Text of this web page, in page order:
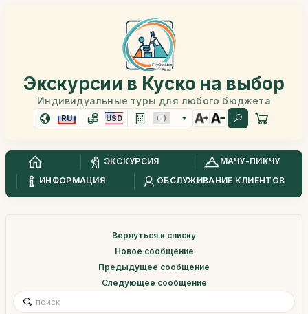
Экскурсии в Куско на выбор
Индивидуальные туры для любого бюджета
RU USD
ЭКСКУРСИЯ
МАЧУ-ПИКЧУ
ИНФОРМАЦИЯ
ОБСЛУЖИВАНИЕ КЛИЕНТОВ
Вернуться к списку
Новое сообщение
Предыдущее сообщение
Следующее сообщение